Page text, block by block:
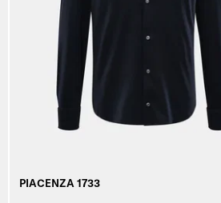
PIACENZA 1733